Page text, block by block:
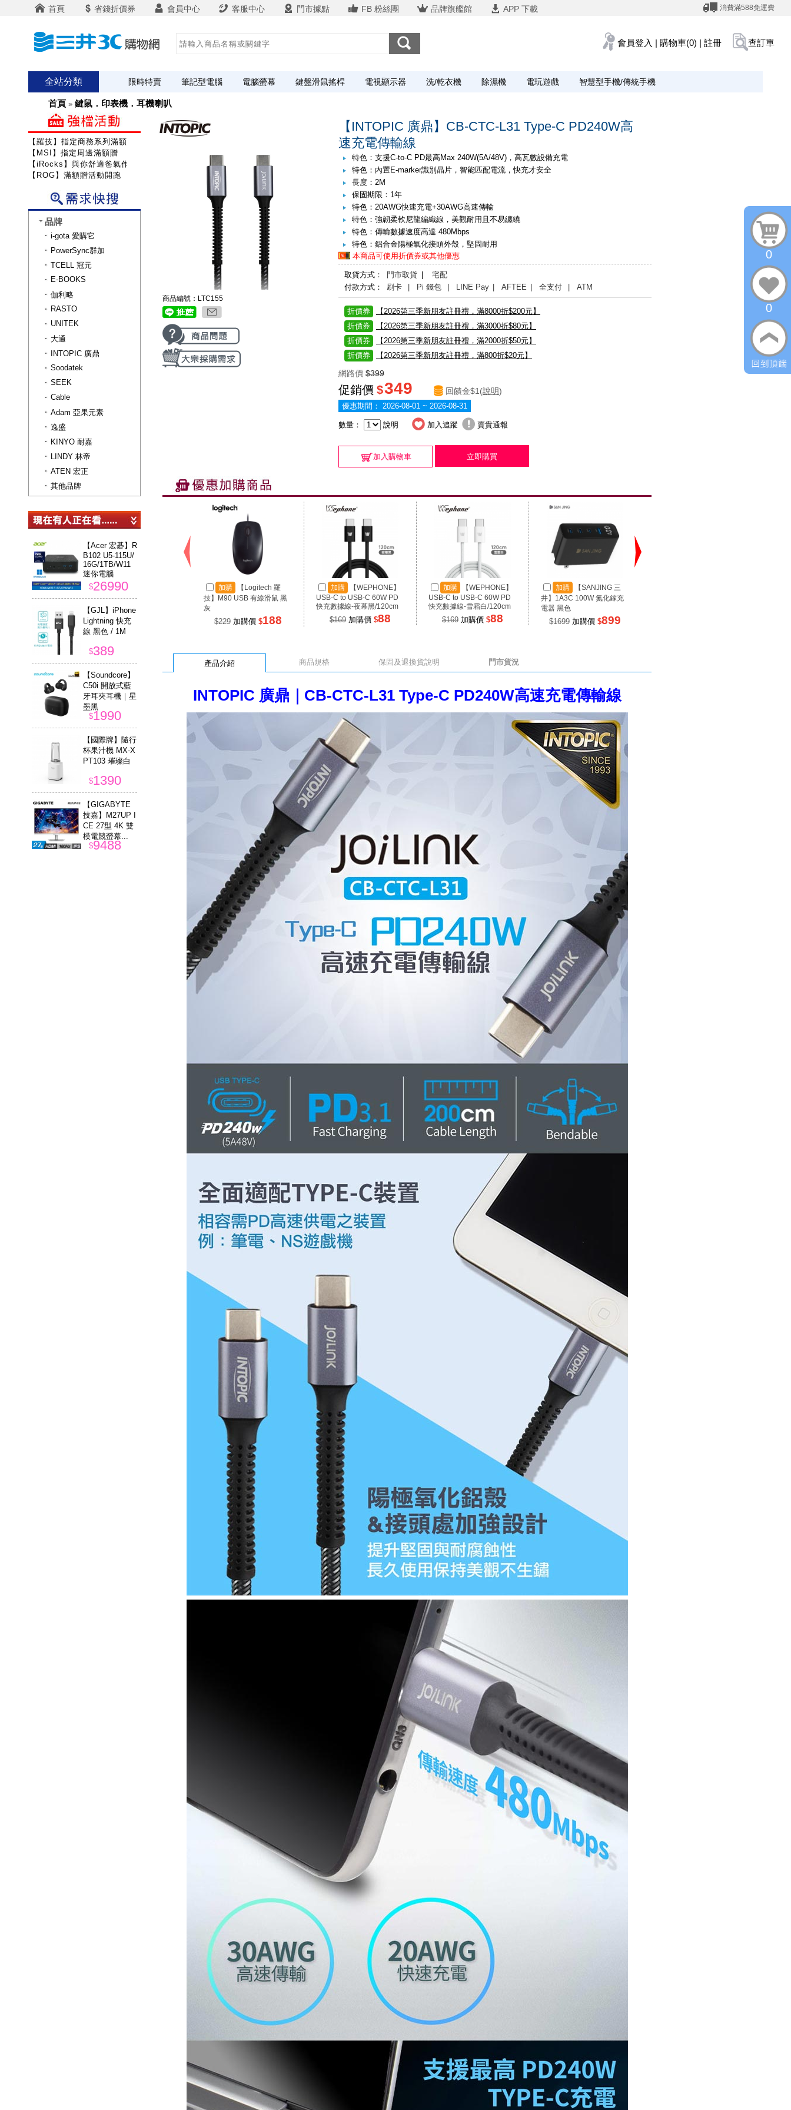
首頁 省錢折價券 會員中心 客服中心 門市據點 FB 粉絲團 品牌旗艦館 APP 下載 消費滿588免運費
會員登入 | 購物車(0) | 註冊 查訂單
全站分類 限時特賣 筆記型電腦 電腦螢幕 鍵盤滑鼠搖桿 電視顯示器 洗/乾衣機 除濕機 電玩遊戲 智慧型手機/傳統手機
首頁 » 鍵鼠．印表機．耳機喇叭
商品編號：LTC155
【INTOPIC 廣鼎】CB-CTC-L31 Type-C PD240W高
速充電傳輸線
特色：支援C-to-C PD最高Max 240W(5A/48V)，高瓦數設備充電
特色：內置E-marker識別晶片，智能匹配電流，快充才安全
長度：2M
保固期限：1年
特色：20AWG快速充電+30AWG高速傳輸
特色：強韌柔軟尼龍編織線，美觀耐用且不易纏繞
特色：傳輸數據速度高達 480Mbps
特色：鋁合金陽極氧化接頭外殼，堅固耐用
本商品可使用折價券或其他優惠
取貨方式： 門市取貨
宅配
付款方式：
刷卡 | Pi 錢包 | LINE Pay | AFTEE | 全支付 | ATM
折價券
【2026第三季新朋友註冊禮，滿8000折$200元】
折價券
【2026第三季新朋友註冊禮，滿3000折$80元】
折價券
【2026第三季新朋友註冊禮，滿2000折$50元】
折價券
【2026第三季新朋友註冊禮，滿800折$20元】
網路價 $399
促銷價 $349 回饋金$1(說明)
優惠期間： 2026-08-01 ~ 2026-08-31
數量： 說明 加入追蹤 賣貴通報
加入購物車 立即購買
加購
【Logitech 羅
技】M90 USB 有線滑鼠 黑
灰
$229加購價 $188
加購
【WEPHONE】
USB-C to USB-C 60W PD
快充數據線-夜幕黑/120cm
$169 加購價 $88
加購
【WEPHONE】
USB-C to USB-C 60W PD
快充數據線-雪霜白/120cm
$169 加購價 $88
加購
【SANJING 三
井】1A3C 100W 氮化鎵充
電器 黑色
$1699 加購價 $899
產品介紹 商品規格 保固及退換貨說明 門市貨況
INTOPIC 廣鼎｜CB-CTC-L31 Type-C PD240W高速充電傳輸線
【羅技】指定商務系列滿額送咖啡
【MSI】指定周邊滿額贈
【iRocks】與你舒適爸氣作戰!
【ROG】滿額贈活動開跑
品牌
i-gota 愛購它
PowerSync群加
TCELL 冠元
E-BOOKS
伽利略
RASTO
UNITEK
大通
INTOPIC 廣鼎
Soodatek
SEEK
Cable
Adam 亞果元素
逸盛
KINYO 耐嘉
LINDY 林帝
ATEN 宏正
其他品牌
【Acer 宏碁】R
B102 U5-115U/
16G/1TB/W11
迷你電腦
$26990
【GJL】iPhone
Lightning 快充
線 黑色 / 1M
$389
【Soundcore】
C50i 開放式藍
牙耳夾耳機｜星
墨黑
$1990
【國際牌】隨行
杯果汁機 MX-X
PT103 璀璨白
$1390
【GIGABYTE
技嘉】M27UP I
CE 27型 4K 雙
模電競螢幕...
$9488
0
0